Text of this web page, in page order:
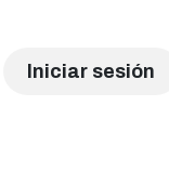
Iniciar sesión